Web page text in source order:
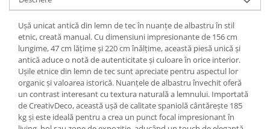
Ușă unicat antică din lemn de tec în nuanțe de albastru în stil
etnic, creată manual. Cu dimensiuni impresionante de 156 cm
lungime, 47 cm lățime și 220 cm înălțime, această piesă unică și
antică aduce o notă de autenticitate și culoare în orice interior.
Ușile etnice din lemn de tec sunt apreciate pentru aspectul lor
organic și valoarea istorică. Nuanțele de albastru învechit oferă
un contrast interesant cu textura naturală a lemnului. Importată
de CreativDeco, această ușă de calitate spaniolă cântărește 185
kg și este ideală pentru a crea un punct focal impresionant în